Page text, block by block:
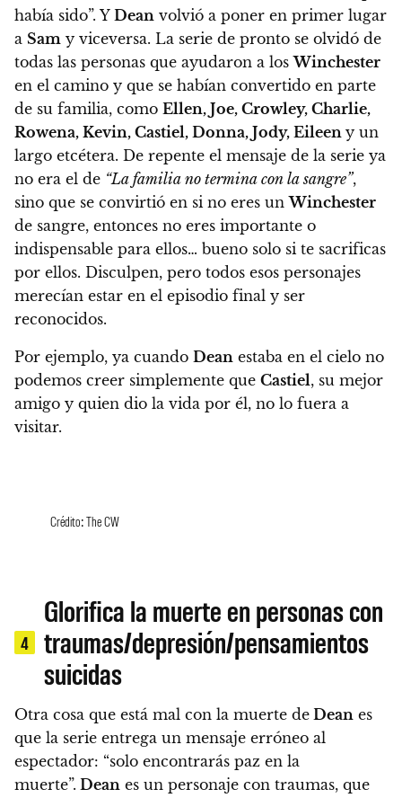
había sido”. Y Dean volvió a poner en primer lugar
a Sam y viceversa. La serie de pronto se olvidó de
todas las personas que ayudaron a losWinchester
en el camino y que se habían convertido en parte
de su familia, como Ellen, Joe, Crowley, Charlie,
Rowena, Kevin, Castiel, Donna, Jody, Eileen y un
largo etcétera. De repente el mensaje de la serie ya
no era el de “La familia no termina con la sangre”,
sino que se convirtió en si no eres unWinchester
de sangre, entonces no eres importante o
indispensable para ellos… bueno solo si te sacrificas
por ellos. Disculpen, pero todos esos personajes
merecían estar en el episodio final y ser
reconocidos.
Por ejemplo, ya cuando Dean estaba en el cielo no
podemos creer simplemente que Castiel, su mejor
amigo y quien dio la vida por él, no lo fuera a
visitar.
Crédito: The CW
4
Glorifica la muerte en personas con
traumas/depresión/pensamientos
suicidas
Otra cosa que está mal con la muerte de Dean es
que la serie entrega un mensaje erróneo al
espectador: “solo encontrarás paz en la
muerte”. Dean es un personaje con traumas, que